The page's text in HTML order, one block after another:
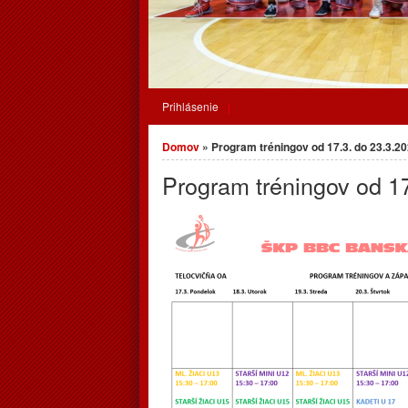
Prihlásenie
Nachádzate sa tu
Domov » Program tréningov od 17.3. do
Program tréningov od